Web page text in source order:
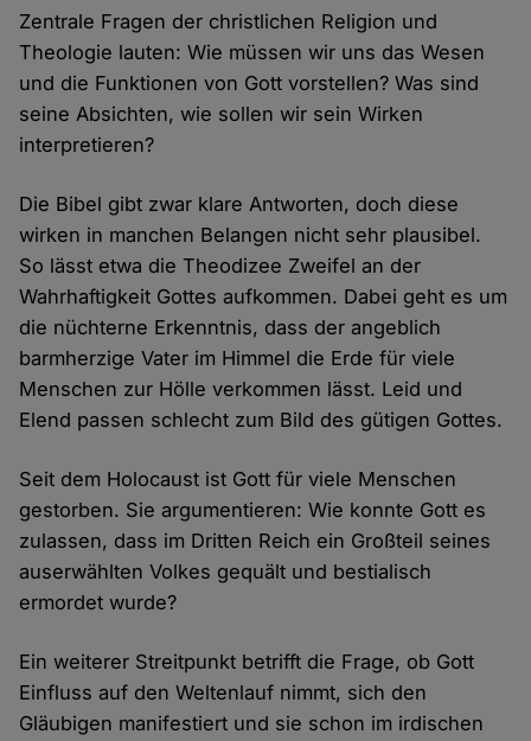
Zentrale Fragen der christlichen Religion und
Theologie lauten: Wie müssen wir uns das Wesen
und die Funktionen von Gott vorstellen? Was sind
seine Absichten, wie sollen wir sein Wirken
interpretieren?
Die Bibel gibt zwar klare Antworten, doch diese
wirken in manchen Belangen nicht sehr plausibel.
So lässt etwa die Theodizee Zweifel an der
Wahrhaftigkeit Gottes aufkommen. Dabei geht es um
die nüchterne Erkenntnis, dass der angeblich
barmherzige Vater im Himmel die Erde für viele
Menschen zur Hölle verkommen lässt. Leid und
Elend passen schlecht zum Bild des gütigen Gottes.
Seit dem Holocaust ist Gott für viele Menschen
gestorben. Sie argumentieren: Wie konnte Gott es
zulassen, dass im Dritten Reich ein Großteil seines
auserwählten Volkes gequält und bestialisch
ermordet wurde?
Ein weiterer Streitpunkt betrifft die Frage, ob Gott
Einfluss auf den Weltenlauf nimmt, sich den
Gläubigen manifestiert und sie schon im irdischen